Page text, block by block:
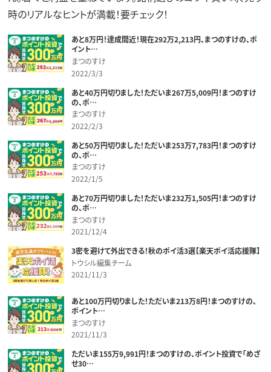
時のリアルなヒントが満載！要チェック！
あと8万円！達成間近！現在292万2,213円、まつのすけの、ポ
イント…
まつのすけ
2022/3/3
あと40万円切りました！ただいま267万5,009円！まつのすけ
の、ポ…
まつのすけ
2022/2/3
あと50万円切りました！ただいま253万7,783円！まつのすけ
の、ポ…
まつのすけ
2022/1/5
あと70万円切りました！ただいま232万1,505円！まつのすけ
の、ポ…
まつのすけ
2021/12/4
3密を避けて外出できる！秋のポイ活3選【楽天ポイ活応援隊】
トウシル編集チーム
2021/11/3
あと100万円切りました！ただいま213万8円！まつのすけの、
ポイント…
まつのすけ
2021/11/3
ただいま155万9,991円！まつのすけの、ポイント投資で「めざ
せ30…